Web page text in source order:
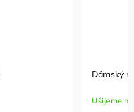
Dámský
Ušijeme